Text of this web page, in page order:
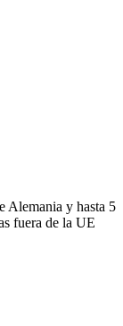
Alemania y hasta 5
fuera de la UE